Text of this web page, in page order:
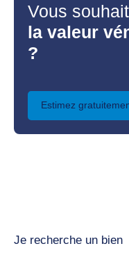
Vous
la valeur
?
Estimez
Je recherche un bien